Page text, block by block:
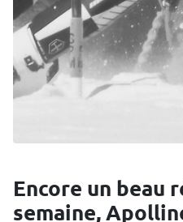
Encore un beau résultat cette
semaine,